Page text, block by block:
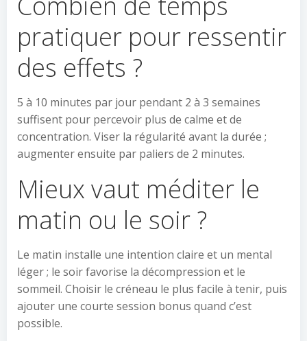
pratiquer pour ressentir
des effets ?
5 à 10 minutes par jour pendant 2 à 3 semaines
suffisent pour percevoir plus de calme et de
concentration. Viser la régularité avant la durée ;
augmenter ensuite par paliers de 2 minutes.
Mieux vaut méditer le
matin ou le soir ?
Le matin installe une intention claire et un mental
léger ; le soir favorise la décompression et le
sommeil. Choisir le créneau le plus facile à tenir, puis
ajouter une courte session bonus quand c’est
possible.